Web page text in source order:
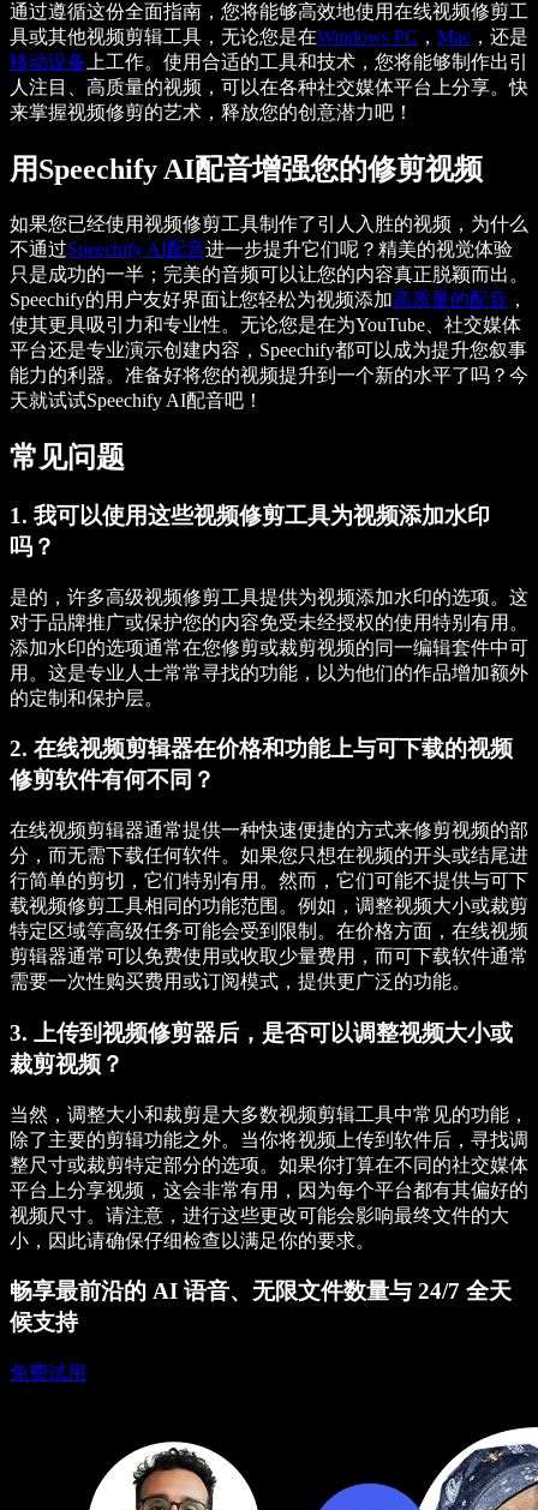
通过遵循这份全面指南，您将能够高效地使用在线视频修剪工
具或其他视频剪辑工具，无论您是在Windows PC ， Mac ，还是
移动设备 上工作。使用合适的工具和技术，您将能够制作出引
人注目、高质量的视频，可以在各种社交媒体平台上分享。快
来掌握视频修剪的艺术，释放您的创意潜力吧！
用Speechify AI配音增强您的修剪视频
如果您已经使用视频修剪工具制作了引人入胜的视频，为什么
不通过Speechify AI配音进一步提升它们呢？精美的视觉体验
只是成功的一半；完美的音频可以让您的内容真正脱颖而出。
Speechify的用户友好界面让您轻松为视频添加高质量的配音 ，
使其更具吸引力和专业性。无论您是在为YouTube、社交媒体
平台还是专业演示创建内容，Speechify都可以成为提升您叙事
能力的利器。准备好将您的视频提升到一个新的水平了吗？今
天就试试Speechify AI配音吧！
常见问题
1. 我可以使用这些视频修剪工具为视频添加水印
吗？
是的，许多高级视频修剪工具提供为视频添加水印的选项。这
对于品牌推广或保护您的内容免受未经授权的使用特别有用。
添加水印的选项通常在您修剪或裁剪视频的同一编辑套件中可
用。这是专业人士常常寻找的功能，以为他们的作品增加额外
的定制和保护层。
2. 在线视频剪辑器在价格和功能上与可下载的视频
修剪软件有何不同？
在线视频剪辑器通常提供一种快速便捷的方式来修剪视频的部
分，而无需下载任何软件。如果您只想在视频的开头或结尾进
行简单的剪切，它们特别有用。然而，它们可能不提供与可下
载视频修剪工具相同的功能范围。例如，调整视频大小或裁剪
特定区域等高级任务可能会受到限制。在价格方面，在线视频
剪辑器通常可以免费使用或收取少量费用，而可下载软件通常
需要一次性购买费用或订阅模式，提供更广泛的功能。
3. 上传到视频修剪器后，是否可以调整视频大小或
裁剪视频？
当然，调整大小和裁剪是大多数视频剪辑工具中常见的功能，
除了主要的剪辑功能之外。当你将视频上传到软件后，寻找调
整尺寸或裁剪特定部分的选项。如果你打算在不同的社交媒体
平台上分享视频，这会非常有用，因为每个平台都有其偏好的
视频尺寸。请注意，进行这些更改可能会影响最终文件的大
小，因此请确保仔细检查以满足你的要求。
畅享最前沿的 AI 语音、无限文件数量与 24/7 全天
候支持
免费试用